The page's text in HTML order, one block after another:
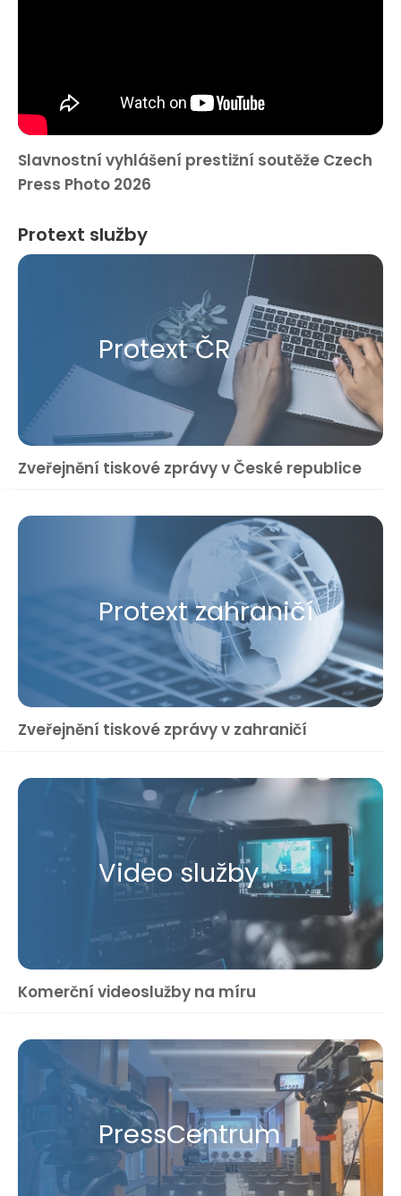
Slavnostní vyhlášení prestižní soutěže Czech
Press Photo 2026
Protext služby
Protext ČR
Zveřejnění tiskové zprávy v České republice
Protext zahraničí
Zveřejnění tiskové zprávy v zahraničí
Video služby
Komerční videoslužby na míru
Press​Centrum